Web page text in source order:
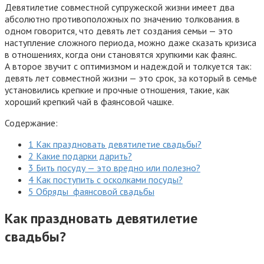
Девятилетие совместной супружеской жизни имеет два
абсолютно противоположных по значению толкования. в
одном говорится, что девять лет создания семьи — это
наступление сложного периода, можно даже сказать кризиса
в отношениях, когда они становятся хрупкими как фаянс.
А второе звучит с оптимизмом и надеждой и толкуется так:
девять лет совместной жизни — это срок, за который в семье
установились крепкие и прочные отношения, такие, как
хороший крепкий чай в фаянсовой чашке.
Содержание:
1 Как праздновать девятилетие свадьбы?
2 Какие подарки дарить?
3 Бить посуду — это вредно или полезно?
4 Как поступить с осколками посуды?
5 Обряды фаянсовой свадьбы
Как праздновать девятилетие
свадьбы?